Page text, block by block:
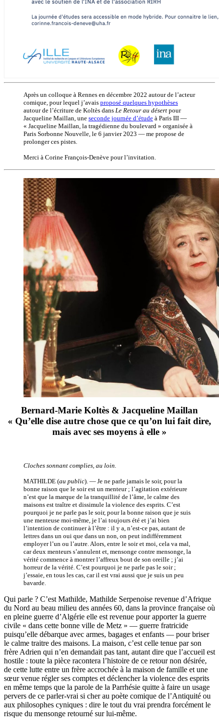
Après un colloque à Rennes en décembre 2022 autour de l’acteur
comique, pour lequel j’avais proposé quelques hypothèses
autour de l’écriture de Koltès dans Le Retour au désert pour
Jacqueline Maillan, une seconde journée d’étude à Paris III —
« Jacqueline Maillan, la tragédienne du boulevard » organisée à
Paris Sorbonne Nouvelle, le 6 janvier 2023 — me propose de
prolonger ces pistes.
Merci à Corine François-Denève pour l’invitation.
Bernard-Marie Koltès & Jacqueline Maillan
« Qu’elle dise autre chose que ce qu’on lui fait dire,
mais avec ses moyens à elle »
Cloches sonnant complies, au loin.
MATHILDE (au public). — Je ne parle jamais le soir, pour la
bonne raison que le soir est un menteur ; l’agitation extérieure
n’est que la marque de la tranquillité de l’âme, le calme des
maisons est traître et dissimule la violence des esprits. C’est
pourquoi je ne parle pas le soir, pour la bonne raison que je suis
une menteuse moi-même, je l’ai toujours été et j’ai bien
l’intention de continuer à l’être : il y a, n’est-ce pas, autant de
lettres dans un oui que dans un non, on peut indifféremment
employer l’un ou l’autre. Alors, entre le soir et moi, cela va mal,
car deux menteurs s’annulent et, mensonge contre mensonge, la
vérité commence à montrer l’affreux bout de son oreille ; j’ai
horreur de la vérité. C’est pourquoi je ne parle pas le soir ;
j’essaie, en tous les cas, car il est vrai aussi que je suis un peu
bavarde.
Qui parle ? C’est Mathilde, Mathilde Serpenoise revenue d’Afrique
du Nord au beau milieu des années 60, dans la province française où
en pleine guerre d’Algérie elle est revenue pour apporter la guerre
civile « dans cette bonne ville de Metz » — guerre fratricide
puisqu’elle débarque avec armes, bagages et enfants — pour briser
le calme traitre des maisons. La maison, c’est celle tenue par son
frère Adrien qui n’en demandait pas tant, autant dire que l’accueil est
hostile : toute la pièce racontera l’histoire de ce retour non désirée,
de cette lutte entre un frère accrochée à la maison de famille et une
sœur venue régler ses comptes et déclencher la violence des esprits
en même temps que la parole de la Parrhésie quitte à faire un usage
pervers de ce parler-vrai si cher au poète comique de l’Antiquité ou
aux philosophes cyniques : dire le tout du vrai prendra forcément le
risque du mensonge retourné sur lui-même.